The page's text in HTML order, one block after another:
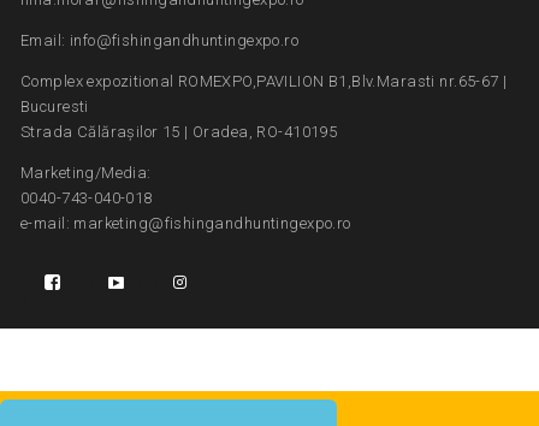
Email: info@fishingandhuntingexpo.ro
Complex expozitional ROMEXPO,PAVILION B1,Blv.Marasti nr.65-67 |
Bucuresti
Strada Călărașilor 15 | Oradea, RO-410195
Marketing/Media:
0040-743-040-018
e-mail: marketing@fishingandhuntingexpo.ro